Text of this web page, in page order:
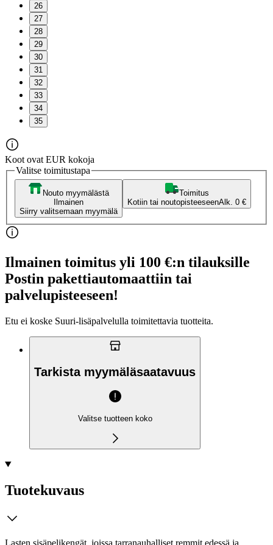
26
27
28
29
30
31
32
33
34
35
Koot ovat EUR kokoja
Valitse toimitustapa
Nouto myymälästä
Ilmainen
Siirry valitsemaan myymälä
Toimitus
Kotiin tai noutopisteeseenAlk. 0 €
Ilmainen toimitus yli 100 €:n tilauksille
Postin pakettiautomaattiin tai
palvelupisteeseen!
Etu ei koske Suuri‑lisäpalvelulla toimitettavia tuotteita.
Tarkista myymäläsaatavuus
Valitse tuotteen koko
Tuotekuvaus
Lasten sisäpelikengät, joissa tarranauhalliset remmit edessä ja